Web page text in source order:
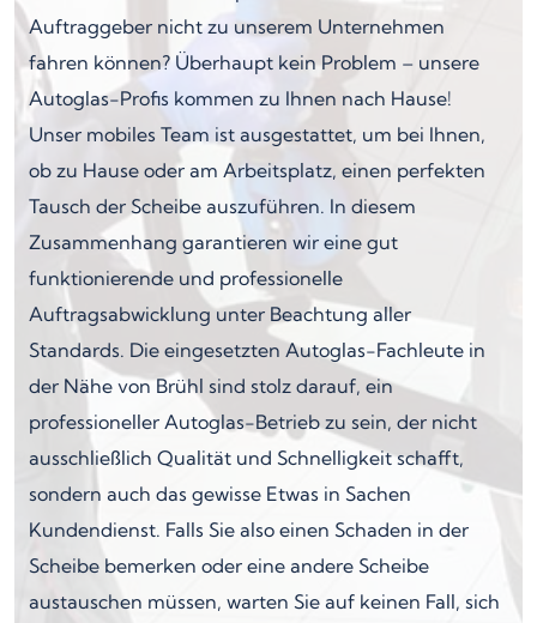
Auftraggeber nicht zu unserem Unternehmen
fahren können? Überhaupt kein Problem – unsere
Autoglas-Profis kommen zu Ihnen nach Hause!
Unser mobiles Team ist ausgestattet, um bei Ihnen,
ob zu Hause oder am Arbeitsplatz, einen perfekten
Tausch der Scheibe auszuführen. In diesem
Zusammenhang garantieren wir eine gut
funktionierende und professionelle
Auftragsabwicklung unter Beachtung aller
Standards. Die eingesetzten Autoglas-Fachleute in
der Nähe von Brühl sind stolz darauf, ein
professioneller Autoglas-Betrieb zu sein, der nicht
ausschließlich Qualität und Schnelligkeit schafft,
sondern auch das gewisse Etwas in Sachen
Kundendienst. Falls Sie also einen Schaden in der
Scheibe bemerken oder eine andere Scheibe
austauschen müssen, warten Sie auf keinen Fall, sich